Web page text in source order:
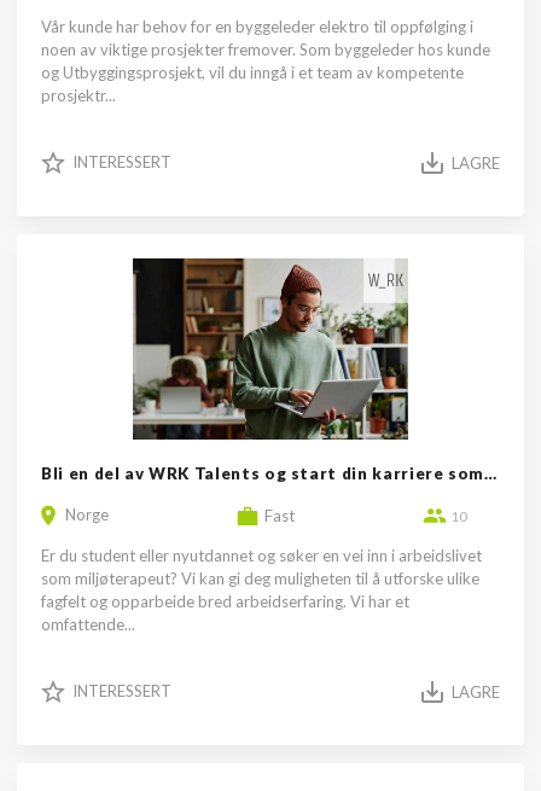
Vår kunde har behov for en byggeleder elektro til oppfølging i
noen av viktige prosjekter fremover. Som byggeleder hos kunde
og Utbyggingsprosjekt, vil du inngå i et team av kompetente
prosjektr...
INTERESSERT LAGRE
Bli en del av WRK Talents og start din karriere som miljøterapeut
Norge Fast 10
Er du student eller nyutdannet og søker en vei inn i arbeidslivet
som miljøterapeut? Vi kan gi deg muligheten til å utforske ulike
fagfelt og opparbeide bred arbeidserfaring. Vi har et
omfattende...
INTERESSERT LAGRE